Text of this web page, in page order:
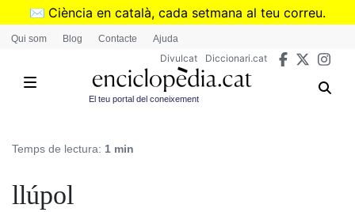
Vés
✉️ Ciència en català, cada setmana al teu correu.
➜Subscriu-te al butlletí de Divulcat
Qui som Blog Contacte Ajuda
Divulcat Diccionari.cat
El teu portal del coneixement
Temps de lectura: 1 min
llúpol